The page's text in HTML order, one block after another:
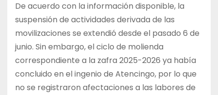
De acuerdo con la información disponible, la
suspensión de actividades derivada de las
movilizaciones se extendió desde el pasado 6 de
junio. Sin embargo, el ciclo de molienda
correspondiente a la zafra 2025-2026 ya había
concluido en el ingenio de Atencingo, por lo que
no se registraron afectaciones a las labores de